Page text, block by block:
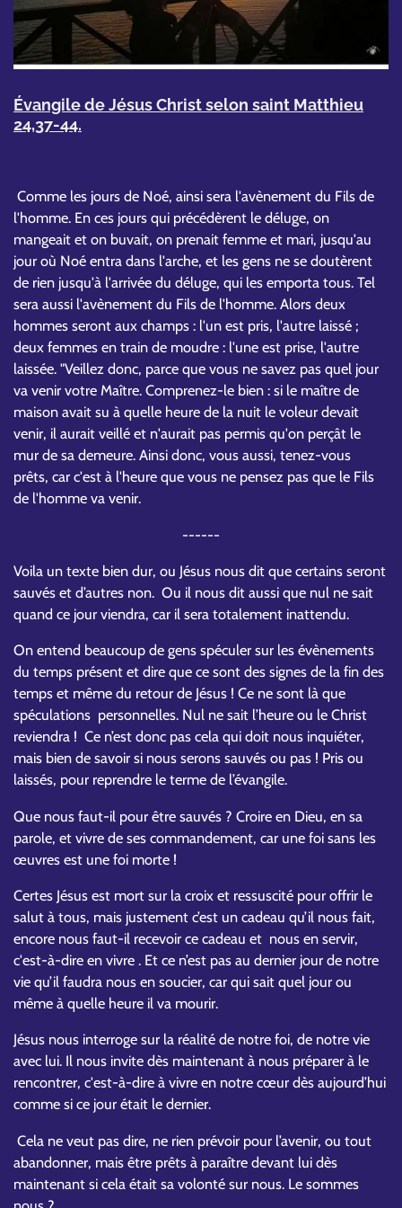
Évangile de Jésus Christ selon saint Matthieu
24,37-44.
Comme les jours de Noé, ainsi sera l'avènement du Fils de
l'homme. En ces jours qui précédèrent le déluge, on
mangeait et on buvait, on prenait femme et mari, jusqu'au
jour où Noé entra dans l'arche, et les gens ne se doutèrent
de rien jusqu'à l'arrivée du déluge, qui les emporta tous. Tel
sera aussi l'avènement du Fils de l'homme. Alors deux
hommes seront aux champs : l'un est pris, l'autre laissé ;
deux femmes en train de moudre : l'une est prise, l'autre
laissée. "Veillez donc, parce que vous ne savez pas quel jour
va venir votre Maître. Comprenez-le bien : si le maître de
maison avait su à quelle heure de la nuit le voleur devait
venir, il aurait veillé et n'aurait pas permis qu'on perçât le
mur de sa demeure. Ainsi donc, vous aussi, tenez-vous
prêts, car c'est à l'heure que vous ne pensez pas que le Fils
de l'homme va venir.
------
Voila un texte bien dur, ou Jésus nous dit que certains seront
sauvés et d’autres non. Ou il nous dit aussi que nul ne sait
quand ce jour viendra, car il sera totalement inattendu.
On entend beaucoup de gens spéculer sur les évènements
du temps présent et dire que ce sont des signes de la fin des
temps et même du retour de Jésus ! Ce ne sont là que
spéculations personnelles. Nul ne sait l’heure ou le Christ
reviendra ! Ce n’est donc pas cela qui doit nous inquiéter,
mais bien de savoir si nous serons sauvés ou pas ! Pris ou
laissés, pour reprendre le terme de l’évangile.
Que nous faut-il pour être sauvés ? Croire en Dieu, en sa
parole, et vivre de ses commandement, car une foi sans les
œuvres est une foi morte !
Certes Jésus est mort sur la croix et ressuscité pour offrir le
salut à tous, mais justement c’est un cadeau qu’il nous fait,
encore nous faut-il recevoir ce cadeau et nous en servir,
c'est-à-dire en vivre . Et ce n’est pas au dernier jour de notre
vie qu’il faudra nous en soucier, car qui sait quel jour ou
même à quelle heure il va mourir.
Jésus nous interroge sur la réalité de notre foi, de notre vie
avec lui. Il nous invite dès maintenant à nous préparer à le
rencontrer, c'est-à-dire à vivre en notre cœur dès aujourd’hui
comme si ce jour était le dernier.
Cela ne veut pas dire, ne rien prévoir pour l’avenir, ou tout
abandonner, mais être prêts à paraître devant lui dès
maintenant si cela était sa volonté sur nous. Le sommes